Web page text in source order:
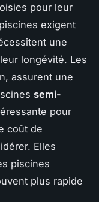
pour leur
exigent
une
longévité. Les
assurent une
semi-
pour
coût de
Elles
piscines
plus rapide